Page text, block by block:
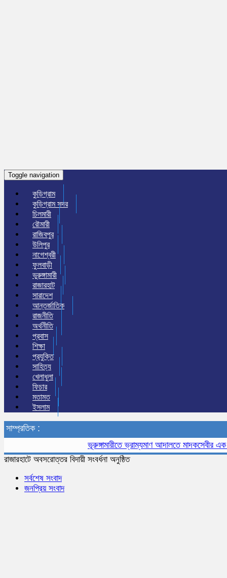
Toggle navigation
কুড়িগ্রাম
কুড়িগ্রাম সদর
চিলমারী
রৌমারী
রাজিবপুর
উলিপুর
নাগেশ্বরী
ফুলবাড়ী
ভুরুঙ্গামারী
রাজারহাট
সারাদেশ
আন্তর্জাতিক
রাজনীতি
অর্থনীতি
প্রবাস
শিক্ষা
প্রযুক্তি
সাহিত্য
খেলাধুলা
ফিচার
মতামত
ইসলাম
সাম্প্রতিক :
ভূরুঙ্গামারীতে ভ্রাম্যমাণ আদালতে মাদকসেবীর এক
রাজারহাটে অবসরোত্তর বিদায়ী সংবর্ধনা অনুষ্ঠিত
সর্বশেষ সংবাদ
জনপ্রিয় সংবাদ